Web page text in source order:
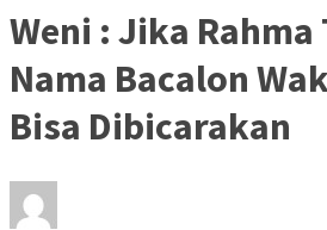
Weni : Jika Rahma
Nama Bacalon
Bisa Dibicarakan